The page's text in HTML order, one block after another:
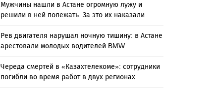
Мужчины нашли в Астане огромную лужу и
решили в ней полежать. За это их наказали
Рев двигателя нарушал ночную тишину: в Астане
арестовали молодых водителей BMW
Череда смертей в «Казахтелекоме»: сотрудники
погибли во время работ в двух регионах